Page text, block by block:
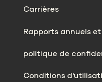
Carrières
Rapports annuels
politique de
Conditions